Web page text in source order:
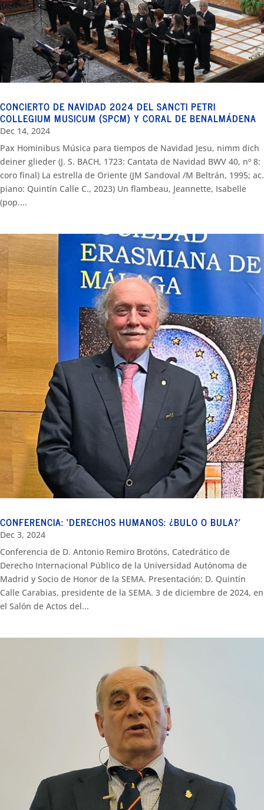
CONCIERTO DE NAVIDAD 2024 DEL SANCTI PETRI
COLLEGIUM MUSICUM (SPCM) Y CORAL DE BENALMÁDENA
Dec 14, 2024
Pax Hominibus Música para tiempos de Navidad Jesu, nimm dich
deiner glieder (J. S. BACH, 1723: Cantata de Navidad BWV 40, nº 8:
coro final) La estrella de Oriente (JM Sandoval /M Beltrán, 1995; ac.
piano: Quintín Calle C., 2023) Un flambeau, Jeannette, Isabelle
(pop....
CONFERENCIA: ‘DERECHOS HUMANOS: ¿BULO O BULA?’
Dec 3, 2024
Conferencia de D. Antonio Remiro Brotóns, Catedrático de
Derecho Internacional Público de la Universidad Autónoma de
Madrid y Socio de Honor de la SEMA. Presentación: D. Quintín
Calle Carabias, presidente de la SEMA. 3 de diciembre de 2024, en
el Salón de Actos del...